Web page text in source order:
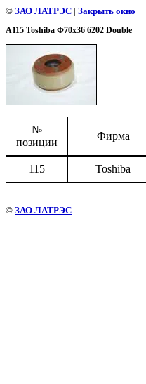
© ЗАО ЛАТРЭС | Закрыть окно
A115 Toshiba Φ70x36 6202 Double
№
позиции
Фирма
115 Toshiba
© ЗАО ЛАТРЭС